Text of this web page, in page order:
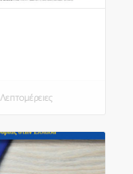
Λεπτομέρειες